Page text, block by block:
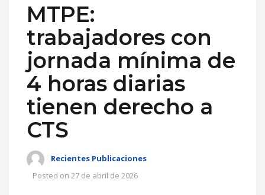
MTPE:
trabajadores con
jornada mínima de
4 horas diarias
tienen derecho a
CTS
Recientes Publicaciones
Posted on 27 de abril de 2026